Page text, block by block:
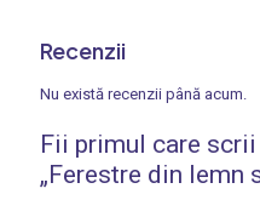
Recenzii
Nu există recenzii până acum.
Fii primul care
„Ferestre din lemn